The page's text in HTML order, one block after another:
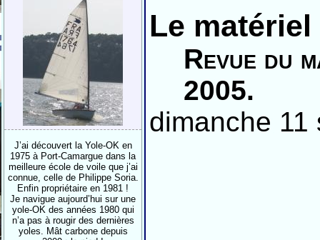
J’ai découvert la Yole-OK en
1975 à Port-Camargue dans la
meilleure école de voile que j’ai
connue, celle de Philippe Soria.
Enfin propriétaire en 1981 !
Je navigue aujourd’hui sur une
yole-OK des années 1980 qui
n’a pas à rougir des dernières
yoles. Mât carbone depuis
Le matériel
Revue du
2005.
dimanche 11